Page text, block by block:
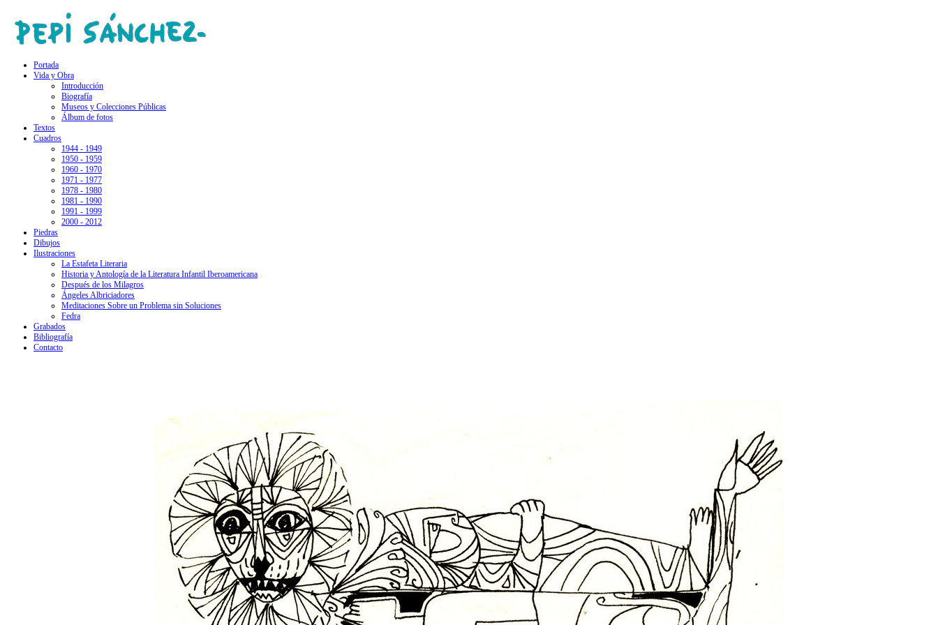
Portada
Vida y Obra
Introducción
Biografía
Museos y Colecciones Públicas
Álbum de fotos
Textos
Cuadros
1944 - 1949
1950 - 1959
1960 - 1970
1971 - 1977
1978 - 1980
1981 - 1990
1991 - 1999
2000 - 2012
Piedras
Dibujos
Ilustraciones
La Estafeta Literaria
Historia y Antología de la Literatura Infantil Iberoamericana
Después de los Milagros
Ángeles Albriciadores
Meditaciones Sobre un Problema sin Soluciones
Fedra
Grabados
Bibliografía
Contacto